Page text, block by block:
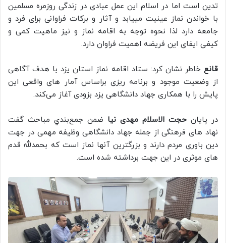
تدین است اما در اسلام این عمل عبادی در زندگی روزمره مسلمین
با خواندن نماز عینیت مییابد و آثار و برکات فراوانی برای فرد و
جامعه دارد لذا نحوه توجه به اقامه نماز و نیز ماهیت کمی و
کیفی ایفای این فریضه اهمیت فراوان دارد.
قانع خاطر نشان کرد: ستاد اقامه نماز استان یزد با هدف آگاهی
از وضعیت موجود و برنامه ریزی براساس آمار های واقعی این
پایش را با همکاری جهاد دانشگاهی یزد بزودی آغاز می‌کند.
در پایان حجت الاسلام مهدی نیا ضمن جمع‌بندي مباحث گفت
نهاد های فرهنگی از جمله جهاد دانشگاهی وظیفه مهمی در جهت
دین باوری مردم دارند و بزرگترین آنها نماز است که بحمدلله قدم
های موثری در این جهت برداشته شده است.